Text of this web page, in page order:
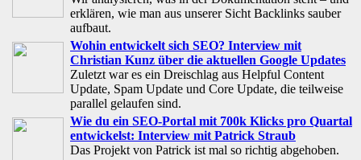
erklären, wie man aus unserer Sicht Backlinks sauber
aufbaut.
Wohin entwickelt sich SEO? Interview mit
Christian Kunz über die aktuellen Google Updates
Zuletzt war es ein Dreischlag aus Helpful Content
Update, Spam Update und Core Update, die teilweise
parallel gelaufen sind.
Wie du ein SEO-Portal mit 700k Klicks pro Quartal
entwickelst: Interview mit Patrick Straub
Das Projekt von Patrick ist mal so richtig abgehoben.